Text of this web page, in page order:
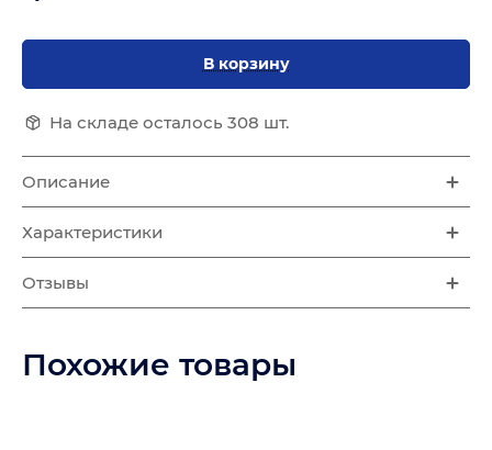
В корзину
На складе осталось 308 шт.
Описание
Характеристики
Отзывы
Похожие товары